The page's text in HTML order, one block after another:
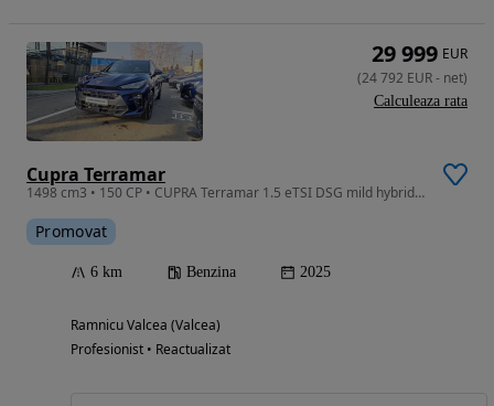
Cupra Terramar
1498 cm3 • 150 CP • CUPRA Terramar 1.5 eTSI DSG mild hybrid - Programul Rabla PF
Promovat
6 km Benzina 2025
Ramnicu Valcea (Valcea)
Profesionist • Reactualizat
29 999 EUR
(24 792 EUR- net)
Calculeaza rata